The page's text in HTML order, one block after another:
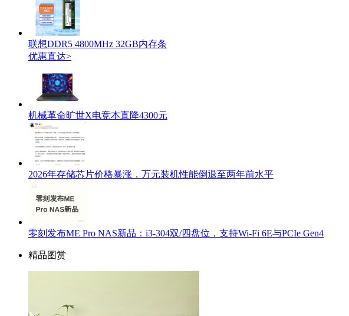
联想DDR5 4800MHz 32GB内存条
优惠直达>
机械革命旷世X电竞本直降4300元
2026年存储芯片价格暴涨，万元装机性能倒退至两年前水平
零刻发布ME Pro NAS新品：i3-304双/四盘位，支持Wi-Fi 6E与PCIe Gen4
精品图赏